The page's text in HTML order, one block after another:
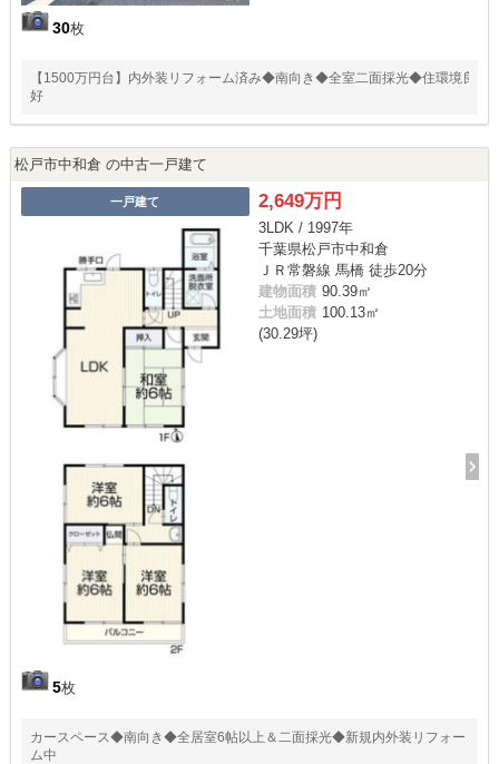
30枚
【1500万円台】内外装リフォーム済み◆南向き◆全室二面採光◆住環境良
好
松戸市中和倉 の中古一戸建て
一戸建て
5枚
2,649万円
3LDK / 1997年
千葉県松戸市中和倉
ＪＲ常磐線 馬橋 徒歩20分
建物面積 90.39㎡
土地面積 100.13㎡
(30.29坪)
カースペース◆南向き◆全居室6帖以上＆二面採光◆新規内外装リフォー
ム中